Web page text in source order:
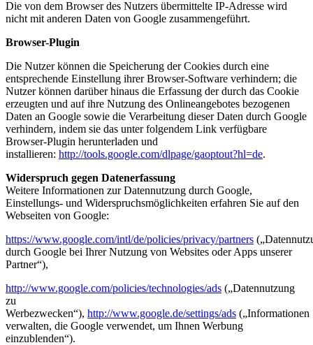
Die von dem Browser des Nutzers übermittelte IP-Adresse wird
nicht mit anderen Daten von Google zusammengeführt.
Browser-Plugin
Die Nutzer können die Speicherung der Cookies durch eine
entsprechende Einstellung ihrer Browser-Software verhindern; die
Nutzer können darüber hinaus die Erfassung der durch das Cookie
erzeugten und auf ihre Nutzung des Onlineangebotes bezogenen
Daten an Google sowie die Verarbeitung dieser Daten durch Google
verhindern, indem sie das unter folgendem Link verfügbare
Browser-Plugin herunterladen und
installieren: http://tools.google.com/dlpage/gaoptout?hl=de.
Widerspruch gegen Datenerfassung
Weitere Informationen zur Datennutzung durch Google,
Einstellungs- und Widerspruchsmöglichkeiten erfahren Sie auf den
Webseiten von Google:
https://www.google.com/intl/de/policies/privacy/partners
durch Google bei Ihrer Nutzung von Websites oder Apps unserer
Partner“),
http://www.google.com/policies/technologies/ads („Datennutzung
zu
Werbezwecken“), http://www.google.de/settings/ads („Informationen
verwalten, die Google verwendet, um Ihnen Werbung
einzublenden“).